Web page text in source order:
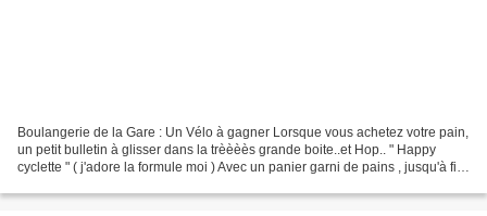
Boulangerie de la Gare : Un Vélo à gagner Lorsque vous achetez votre pain,
un petit bulletin à glisser dans la trèèèès grande boite..et Hop.. " Happy
cyclette " ( j'adore la formule moi ) Avec un panier garni de pains , jusqu'à fin